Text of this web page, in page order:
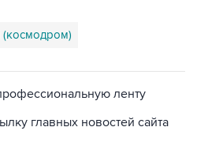
(космодром)
ленту
главных новостей сайта